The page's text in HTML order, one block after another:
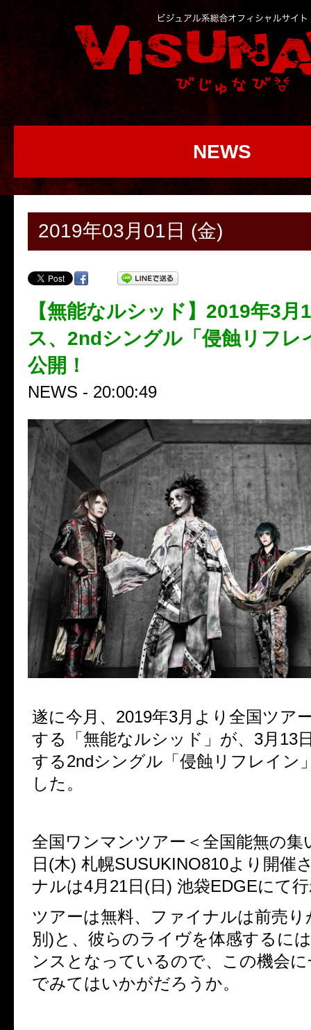
NEWS
2019年03月01日 (金)
【無能なルシッド】2019年3月
ス、2ndシングル「侵蝕リフレ
公開！
NEWS - 20:00:49
遂に今月、2019年3月より全国ツア
する「無能なルシッド」が、3月13
する2ndシングル「侵蝕リフレイン
した。
全国ワンマンツアー＜全国能無の集
日(木) 札幌SUSUKINO810より開催
ナルは4月21日(日) 池袋EDGEにて
ツアーは無料、ファイナルは前売り
別)と、彼らのライヴを体感するに
ンスとなっているので、この機会
でみてはいかがだろうか。